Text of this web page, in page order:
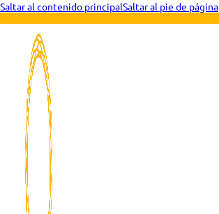
Saltar al contenido principalSaltar al pie de página